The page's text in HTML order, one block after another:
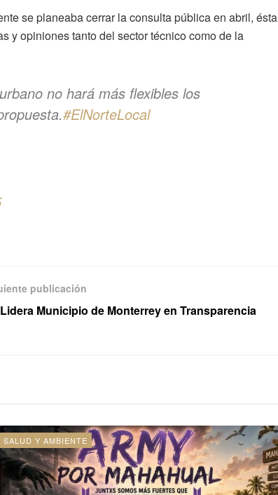
se planeaba cerrar la consulta pública en abril, ésta
y opiniones tanto del sector técnico como de la
no hará más flexibles los
#ElNorteLocal
publicación
Lidera Municipio de Monterrey en Transparencia
SALUD Y AMBIENTE